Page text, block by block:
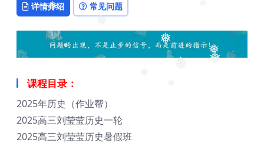
❅
❅
❅ ❅
详情介绍 常见问题
课程目录：
2025年历史（作业帮）
2025高三刘莹莹历史一轮
2025高三刘莹莹历史暑假班